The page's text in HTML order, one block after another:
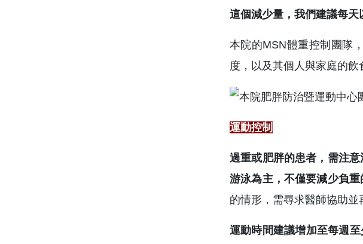
這個減少量，我們建議每天
本院的MSN體重控制團隊
度，以及其個人與家庭的飲
運動控制
過重或肥胖的患者，需注
游泳為主，不僅要減少負
的情形，需尋求醫師協助並
運動時間建議增加至每週